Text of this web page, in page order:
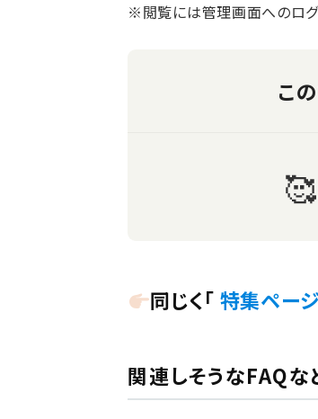
※閲覧には管理画面へのロ
同じく「 特集ペー
関連しそうなFAQな